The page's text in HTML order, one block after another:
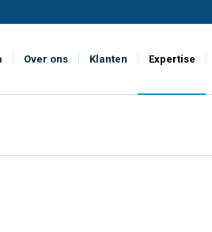
Over ons Klanten Expertise